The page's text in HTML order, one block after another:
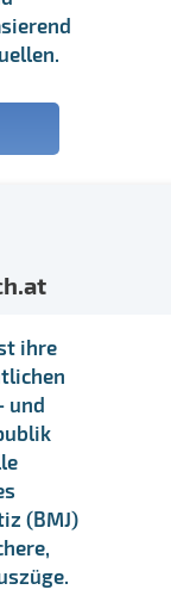
ihre
und
(BMJ)